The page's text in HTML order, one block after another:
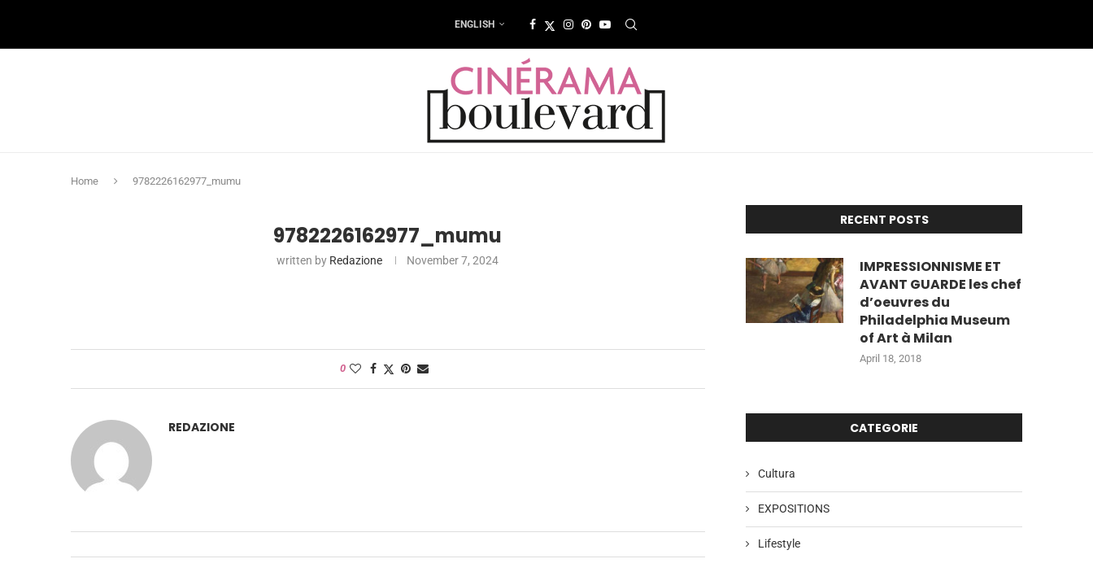
ENGLISH
Home 9782226162977_mumu
9782226162977_mumu
written by Redazione November 7, 2024
0
REDAZIONE
RECENT POSTS
IMPRESSIONNISME ET
AVANT GUARDE les chef
d’oeuvres du
Philadelphia Museum
of Art à Milan
April 18, 2018
CATEGORIE
Cultura
EXPOSITIONS
Lifestyle